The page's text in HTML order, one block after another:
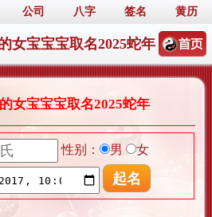
公司 八字 签名 黄历
女宝宝宝取名2025蛇年
女宝宝宝取名2025蛇年
性别： 男 女